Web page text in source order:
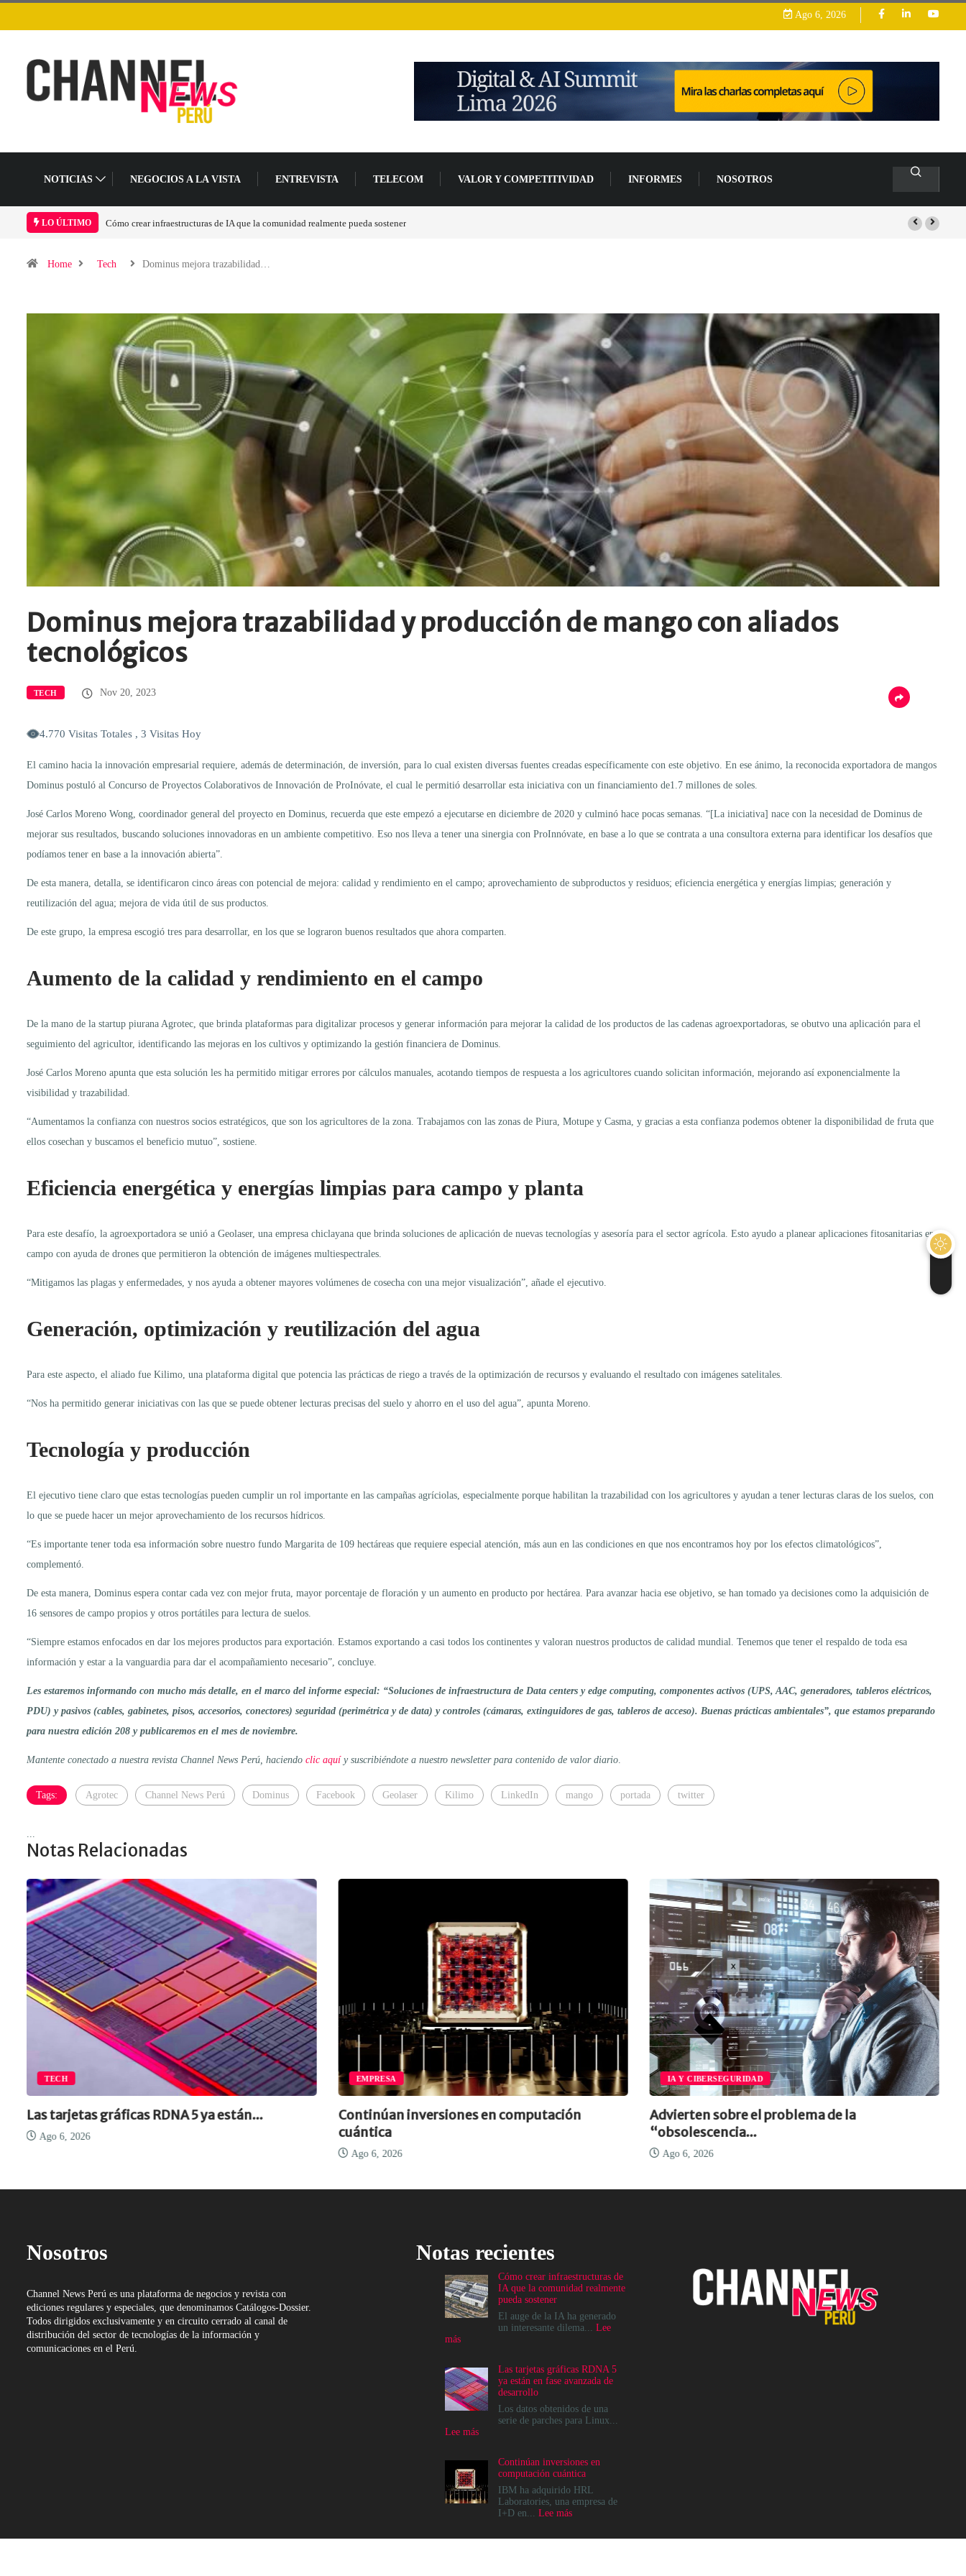
Ago 6, 2026
NOTICIAS NEGOCIOS A LA VISTA ENTREVISTA TELECOM VALOR Y COMPETITIVIDAD INFORMES NOSOTROS
LO ÚLTIMO Las tarjetas gráficas RDNA 5 ya están en fase avanzada de desarrollo
Home Tech Dominus mejora trazabilidad…
Dominus mejora trazabilidad y producción de mango con aliados
tecnológicos
TECH Nov 20, 2023
4.770 Visitas Totales , 3 Visitas Hoy
El camino hacia la innovación empresarial requiere, además de determinación, de inversión, para lo cual existen diversas fuentes creadas específicamente con este objetivo. En ese ánimo, la reconocida exportadora de mangos
Dominus postuló al Concurso de Proyectos Colaborativos de Innovación de ProInóvate, el cual le permitió desarrollar esta iniciativa con un financiamiento de1.7 millones de soles.
José Carlos Moreno Wong, coordinador general del proyecto en Dominus, recuerda que este empezó a ejecutarse en diciembre de 2020 y culminó hace pocas semanas. “[La iniciativa] nace con la necesidad de Dominus de
mejorar sus resultados, buscando soluciones innovadoras en un ambiente competitivo. Eso nos lleva a tener una sinergia con ProInnóvate, en base a lo que se contrata a una consultora externa para identificar los desafíos que
podíamos tener en base a la innovación abierta”.
De esta manera, detalla, se identificaron cinco áreas con potencial de mejora: calidad y rendimiento en el campo; aprovechamiento de subproductos y residuos; eficiencia energética y energías limpias; generación y
reutilización del agua; mejora de vida útil de sus productos.
De este grupo, la empresa escogió tres para desarrollar, en los que se lograron buenos resultados que ahora comparten.
Aumento de la calidad y rendimiento en el campo
De la mano de la startup piurana Agrotec, que brinda plataformas para digitalizar procesos y generar información para mejorar la calidad de los productos de las cadenas agroexportadoras, se obutvo una aplicación para el
seguimiento del agricultor, identificando las mejoras en los cultivos y optimizando la gestión financiera de Dominus.
José Carlos Moreno apunta que esta solución les ha permitido mitigar errores por cálculos manuales, acotando tiempos de respuesta a los agricultores cuando solicitan información, mejorando así exponencialmente la
visibilidad y trazabilidad.
“Aumentamos la confianza con nuestros socios estratégicos, que son los agricultores de la zona. Trabajamos con las zonas de Piura, Motupe y Casma, y gracias a esta confianza podemos obtener la disponibilidad de fruta que
ellos cosechan y buscamos el beneficio mutuo”, sostiene.
Eficiencia energética y energías limpias para campo y planta
Para este desafío, la agroexportadora se unió a Geolaser, una empresa chiclayana que brinda soluciones de aplicación de nuevas tecnologías y asesoría para el sector agrícola. Esto ayudo a planear aplicaciones fitosanitarias en
campo con ayuda de drones que permitieron la obtención de imágenes multiespectrales.
“Mitigamos las plagas y enfermedades, y nos ayuda a obtener mayores volúmenes de cosecha con una mejor visualización”, añade el ejecutivo.
Generación, optimización y reutilización del agua
Para este aspecto, el aliado fue Kilimo, una plataforma digital que potencia las prácticas de riego a través de la optimización de recursos y evaluando el resultado con imágenes satelitales.
“Nos ha permitido generar iniciativas con las que se puede obtener lecturas precisas del suelo y ahorro en el uso del agua”, apunta Moreno.
Tecnología y producción
El ejecutivo tiene claro que estas tecnologías pueden cumplir un rol importante en las campañas agríciolas, especialmente porque habilitan la trazabilidad con los agricultores y ayudan a tener lecturas claras de los suelos, con
lo que se puede hacer un mejor aprovechamiento de los recursos hídricos.
“Es importante tener toda esa información sobre nuestro fundo Margarita de 109 hectáreas que requiere especial atención, más aun en las condiciones en que nos encontramos hoy por los efectos climatológicos”,
complementó.
De esta manera, Dominus espera contar cada vez con mejor fruta, mayor porcentaje de floración y un aumento en producto por hectárea. Para avanzar hacia ese objetivo, se han tomado ya decisiones como la adquisición de
16 sensores de campo propios y otros portátiles para lectura de suelos.
“Siempre estamos enfocados en dar los mejores productos para exportación. Estamos exportando a casi todos los continentes y valoran nuestros productos de calidad mundial. Tenemos que tener el respaldo de toda esa
información y estar a la vanguardia para dar el acompañamiento necesario”, concluye.
Les estaremos informando con mucho más detalle, en el marco del informe especial: “Soluciones de infraestructura de Data centers y edge computing, componentes activos (UPS, AAC, generadores, tableros eléctricos,
PDU) y pasivos (cables, gabinetes, pisos, accesorios, conectores) seguridad (perimétrica y de data) y controles (cámaras, extinguidores de gas, tableros de acceso). Buenas prácticas ambientales”, que estamos preparando
para nuestra edición 208 y publicaremos en el mes de noviembre.
Mantente conectado a nuestra revista Channel News Perú, haciendo clic aquíy suscribiéndote a nuestro newsletter para contenido de valor diario
Tags: Agrotec Channel News Perú Dominus Facebook Geolaser Kilimo LinkedIn mango portada twitter
Notas Relacionadas
TECH
Las tarjetas gráficas RDNA 5 ya están...
Ago 6, 2026
EMPRESA
Continúan inversiones en computación
cuántica
Ago 6, 2026
IA Y CIBERSEGURIDAD
Advierten sobre el problema de la
“obsolescencia...
Ago 6, 2026
Nosotros
Channel News Perú es una plataforma de negocios y revista con
ediciones regulares y especiales, que denominamos Catálogos-Dossier.
Todos dirigidos exclusivamente y en circuito cerrado al canal de
distribución del sector de tecnologías de la información y
comunicaciones en el Perú.
Notas recientes
Cómo crear infraestructuras de
IA que la comunidad realmente
pueda sostener
El auge de la IA ha generado
un interesante dilema... Lee
más:
infraestructuras
de
IA
que
comunidad
Las tarjetas gráficas RDNA 5
ya están en fase avanzada de
desarrollo
Los datos obtenidos de una
serie de parches para Linux...
Lee más:
gráficas
RDNA
5
ya
Continúan inversiones en
computación cuántica
IBM ha adquirido HRL
Laboratories, una empresa de
I+D en... Lee más: